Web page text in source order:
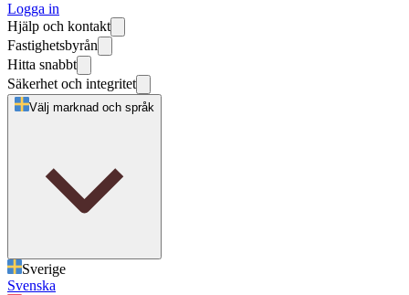
Logga in
Hjälp och kontakt
Fastighetsbyrån
Hitta snabbt
Säkerhet och integritet
Välj marknad och språk
Sverige
Svenska